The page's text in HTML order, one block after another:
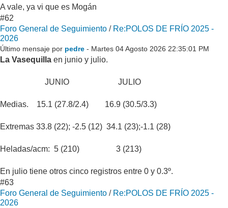
A vale, ya vi que es Mogán
#62
Foro General de Seguimiento / Re:POLOS DE FRÍO 2025 -
2026
Último mensaje por pedre - Martes 04 Agosto 2026 22:35:01 PM
La Vasequilla en junio y julio.
JUNIO JULIO
Medias. 15.1 (27.8/2.4) 16.9 (30.5/3.3)
Extremas 33.8 (22); -2.5 (12) 34.1 (23);-1.1 (28)
Heladas/acm: 5 (210) 3 (213)
En julio tiene otros cinco registros entre 0 y 0.3º.
#63
Foro General de Seguimiento / Re:POLOS DE FRÍO 2025 -
2026